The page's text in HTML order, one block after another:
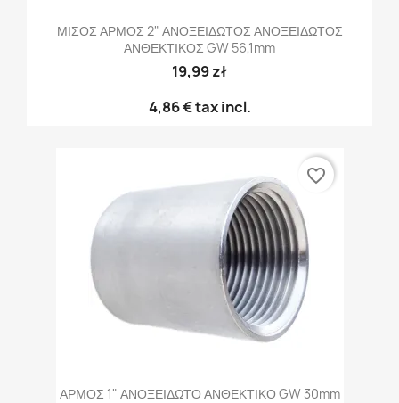
ΜΙΣΟΣ ΑΡΜΟΣ 2" ΑΝΟΞΕΙΔΩΤΟΣ ΑΝΟΞΕΙΔΩΤΟΣ
ΑΝΘΕΚΤΙΚΟΣ GW 56,1mm
19,99 zł
4,86 €tax incl.
ΑΡΜΟΣ 1" ΑΝΟΞΕΙΔΩΤΟ ΑΝΘΕΚΤΙΚΟ GW 30mm
favorite_border